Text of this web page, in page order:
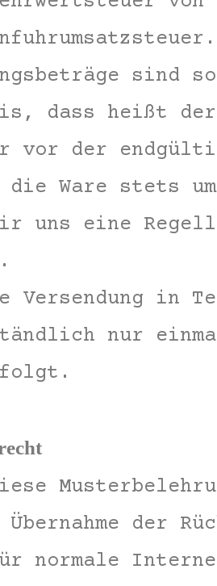
dass heißt
vor der
die Ware stets
uns eine
in
nur
der
normale